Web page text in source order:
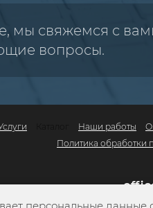
мы свяжемся с
вопросы.
Наши работы
Политика обработки